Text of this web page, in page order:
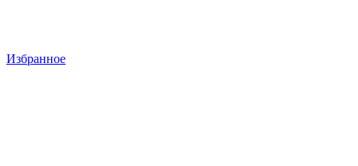
Избранное